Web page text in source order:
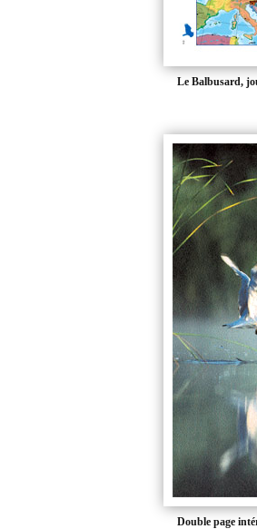
Le Balbusard,
Double page